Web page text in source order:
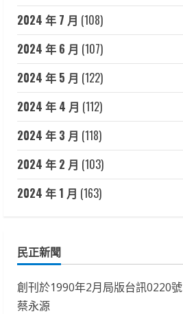
2024 年 7 月 (108)
2024 年 6 月 (107)
2024 年 5 月 (122)
2024 年 4 月 (112)
2024 年 3 月 (118)
2024 年 2 月 (103)
2024 年 1 月 (163)
民正新聞
創刊於1990年2月局版台訊0220號
蔡永源